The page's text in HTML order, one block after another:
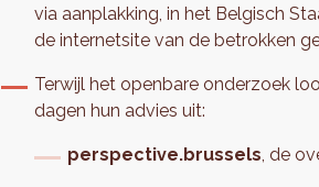
via aanplakking, in het Belgisch
de internetsite van de betrokken
Terwijl het openbare onderzoek
dagen hun advies uit:
perspective.brussels, de